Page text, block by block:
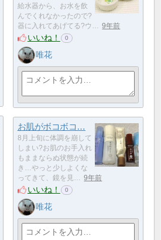
給水器から、お水を飲
んでくれなかったので?
器に入れてあげてる?ウ…
9年前
いいね！ 0
唯花
お肌がボコボコ…
8月上旬に体調を崩して
しまい?お肌のお手入れ
もままならぬ状態が続
き…やっと少しよくな
ってきて、鏡を見…
9年前
いいね！ 0
唯花